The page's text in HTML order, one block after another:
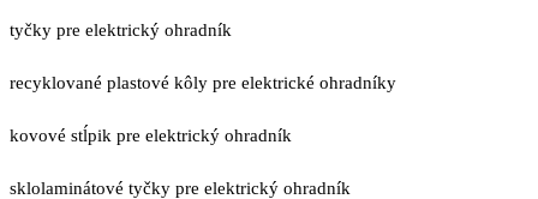
tyčky pre elektrický ohradník
recyklované plastové kôly pre elektrické ohradníky
kovové stĺpik pre elektrický ohradník
sklolaminátové tyčky pre elektrický ohradník